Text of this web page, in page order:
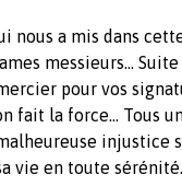
nous a mis dans
messieurs...
pour vos
fait la force... Tous
injustice
vie en toute